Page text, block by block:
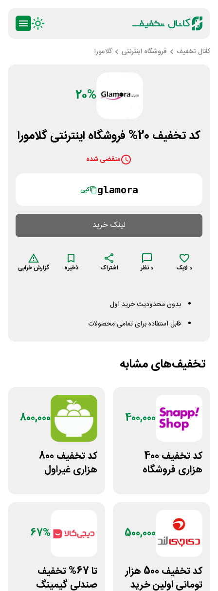
کانال تخفیف فروشگاه اینترنتی گلامورا
20%
کد تخفیف 20% فروشگاه اینترنتی گلامورا
منقضی شده
glamora کپی
لینک خرید
0 لایک 0 نظر اشتراک ذخیره گزارش خرابی
بدون محدودیت خرید اول
قابل استفاده برای تمامی محصولات
تخفیف‌های مشابه
400,000
کد تخفیف 400
هزاری فروشگاه
800,000
کد تخفیف 800
هزاری غیراول
500,000
کد تخفیف 500 هزار
تومانی اولین خرید
67%
تا 67% تخفیف
صندلی گیمینگ